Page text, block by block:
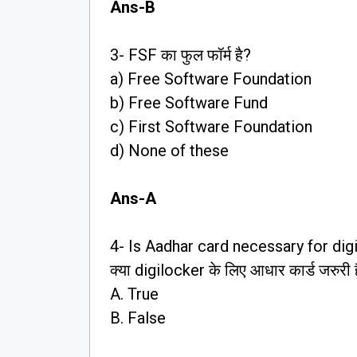
Ans-B
3- FSF का फुल फॉर्म है?
a) Free Software Foundation
b) Free Software Fund
c) First Software Foundation
d) None of these
Ans-A
4- Is Aadhar card necessary for
क्या digilocker के लिए आधार कार्ड जरुरी
A. True
B. False